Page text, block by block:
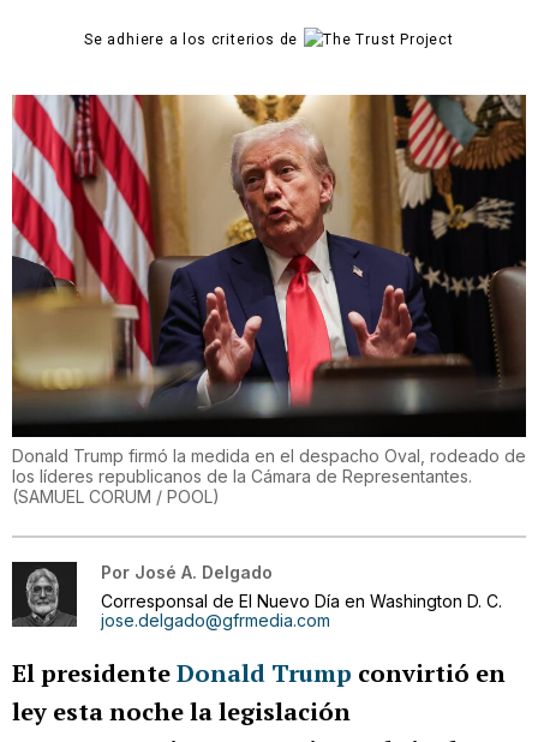
Se adhiere a los criterios de
Donald Trump firmó la medida en el despacho Oval, rodeado de
los líderes republicanos de la Cámara de Representantes.
(SAMUEL CORUM / POOL)
Por José A. Delgado
Corresponsal de El Nuevo Día en Washington D. C.
jose.delgado@gfrmedia.com
El presidenteDonald Trump convirtió en
ley esta noche la legislación